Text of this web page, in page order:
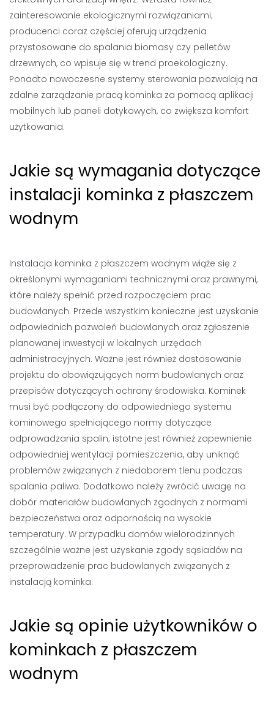
zainteresowanie ekologicznymi rozwiązaniami;
producenci coraz częściej oferują urządzenia
przystosowane do spalania biomasy czy pelletów
drzewnych, co wpisuje się w trend proekologiczny.
Ponadto nowoczesne systemy sterowania pozwalają na
zdalne zarządzanie pracą kominka za pomocą aplikacji
mobilnych lub paneli dotykowych, co zwiększa komfort
użytkowania.
Jakie są wymagania dotyczące
instalacji kominka z płaszczem
wodnym
Instalacja kominka z płaszczem wodnym wiąże się z
określonymi wymaganiami technicznymi oraz prawnymi,
które należy spełnić przed rozpoczęciem prac
budowlanych. Przede wszystkim konieczne jest uzyskanie
odpowiednich pozwoleń budowlanych oraz zgłoszenie
planowanej inwestycji w lokalnych urzędach
administracyjnych. Ważne jest również dostosowanie
projektu do obowiązujących norm budowlanych oraz
przepisów dotyczących ochrony środowiska. Kominek
musi być podłączony do odpowiedniego systemu
kominowego spełniającego normy dotyczące
odprowadzania spalin; istotne jest również zapewnienie
odpowiedniej wentylacji pomieszczenia, aby uniknąć
problemów związanych z niedoborem tlenu podczas
spalania paliwa. Dodatkowo należy zwrócić uwagę na
dobór materiałów budowlanych zgodnych z normami
bezpieczeństwa oraz odpornością na wysokie
temperatury. W przypadku domów wielorodzinnych
szczególnie ważne jest uzyskanie zgody sąsiadów na
przeprowadzenie prac budowlanych związanych z
instalacją kominka.
Jakie są opinie użytkowników o
kominkach z płaszczem
wodnym